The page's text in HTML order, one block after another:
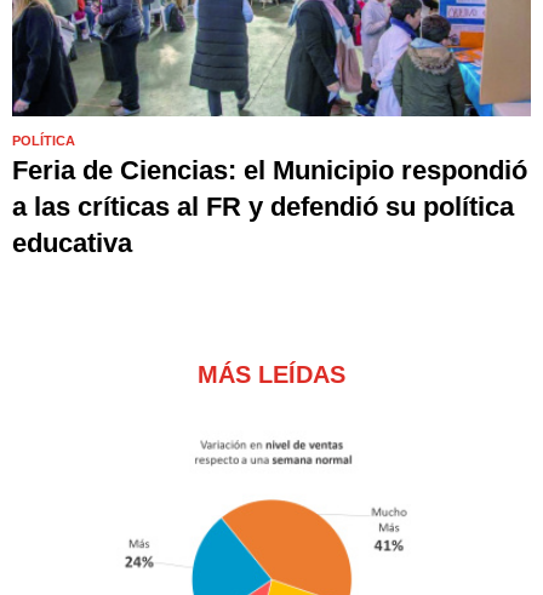
POLÍTICA
Feria de Ciencias: el Municipio respondió
a las críticas al FR y defendió su política
educativa
MÁS LEÍDAS